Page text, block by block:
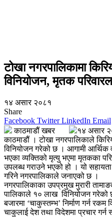
टोखा नगरपालिकामा
विनियोजन, मृतक
१४ असार २०८१
Share
Facebook Twitter LinkedIn Email
काठमाडौं खबर
१४ असार
काठमाडौं । टोखा नगरपालिकाले
विनियोजन गरेको छ । आगामी आर्थिक
भएका व्यक्तिको मृत्यु भएमा मृतकका
उपलब्ध गराउने भएको हो । यो
गरिने नगरपालिकाले जनाएको छ ।
नगरपालिकाका उपप्रमुख मुरारी
पालिकाले १० लाख विनियोजन गरेको
बजारमा ‘चाकुस्तम्भ’ निर्माण गर्न
चाकुलाई देश तथा विदेशमा प्रचार